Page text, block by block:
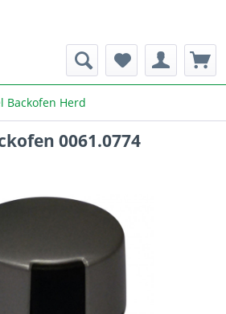
Backofen Herd
0061.0774